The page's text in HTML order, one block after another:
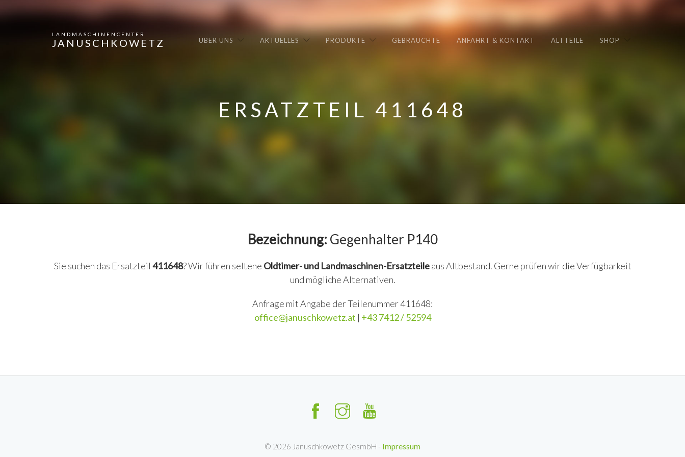
LANDMASCHINENCENTER
JANUSCHKOWETZ ÜBER UNS AKTUELLES PRODUKTE GEBRAUCHTE ANFAHRT & KONTAKT ALTTEILE SHOP
ERSATZTEIL 411648
Bezeichnung: Gegenhalter P140
Sie suchen das Ersatzteil 411648? Wir führen seltene Oldtimer- und Landmaschinen-Ersatzteileaus Altbestand. Gerne prüfen wir die Verfügbarkeit
und mögliche Alternativen.
Anfrage mit Angabe der Teilenummer 411648:
office@januschkowetz.at | +43 7412 / 52594
© 2026 Januschkowetz GesmbH - Impressum